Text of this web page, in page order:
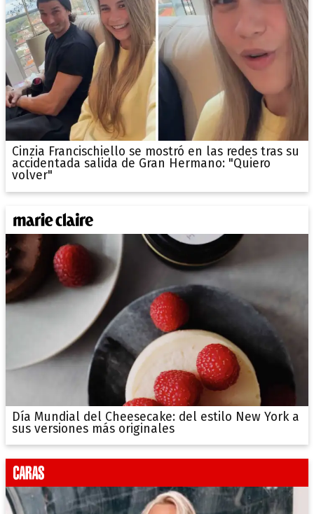
Cinzia Francischiello se mostró en las redes tras su
accidentada salida de Gran Hermano: "Quiero
volver"
Día Mundial del Cheesecake: del estilo New York a
sus versiones más originales